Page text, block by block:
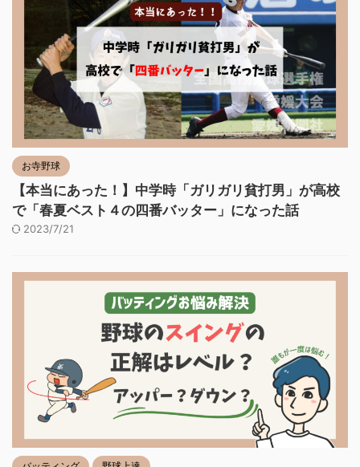
お寺野球
【本当にあった！】中学時「ガリガリ貧打男」が高校
で「春夏ベスト４の四番バッター」になった話
2023/7/21